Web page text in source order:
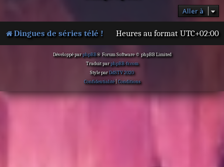
Aller à
Dingues de séries télé ! Heures au format UTC+02:00
Développé parphpBB® Forum Software © phpBB Limited
Traduit parphpBB-fr.com
Style parDdSTV 2020
Confidentialité|Conditions